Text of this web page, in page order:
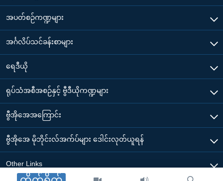
အပတ်စဉ်ကဏ္ဍများ
အင်္ဂလိပ်သင်ခန်းစာများ
ရေဒီယို
ရုပ်သံအစီအစဉ်နှင့် ဗွီဒီယိုကဏ္ဍများ
ဗွီအိုအေအကြောင်း
ဗွီအိုအေ မိုဘိုင်းလ်အက်ပ်များ ဒေါင်းလုတ်ယူရန်
Other Links